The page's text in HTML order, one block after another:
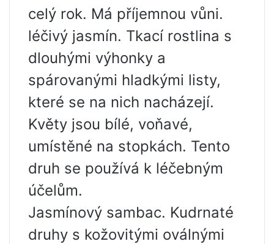
celý rok. Má příjemnou vůni.
léčivý jasmín. Tkací rostlina s
dlouhými výhonky a
spárovanými hladkými listy,
které se na nich nacházejí.
Květy jsou bílé, voňavé,
umístěné na stopkách. Tento
druh se používá k léčebným
účelům.
Jasmínový sambac. Kudrnaté
druhy s kožovitými oválnými